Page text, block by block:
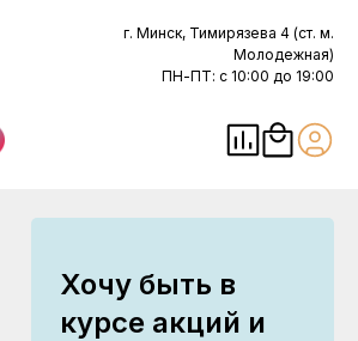
г. Минск, Тимирязева 4 (ст. м.
Молодежная)
ПН-ПТ: с 10:00 до 19:00
Хочу быть в
курсе акций и